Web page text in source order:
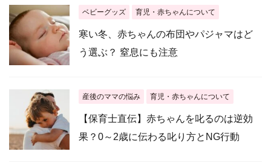
ベビーグッズ 育児・赤ちゃんについて
寒い冬、赤ちゃんの布団やパジャマはど
う選ぶ？ 窒息にも注意
産後のママの悩み 育児・赤ちゃんについて
【保育士直伝】赤ちゃんを叱るのは逆効
果？0～2歳に伝わる叱り方とNG行動